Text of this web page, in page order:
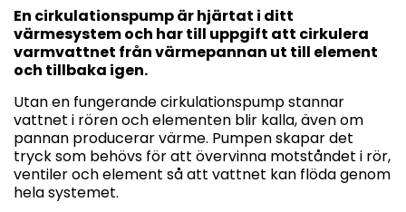
En cirkulationspump är hjärtat i ditt
värmesystem och har till uppgift att cirkulera
varmvattnet från värmepannan ut till element
och tillbaka igen.
Utan en fungerande cirkulationspump stannar
vattnet i rören och elementen blir kalla, även om
pannan producerar värme. Pumpen skapar det
tryck som behövs för att övervinna motståndet i rör,
ventiler och element så att vattnet kan flöda genom
hela systemet.